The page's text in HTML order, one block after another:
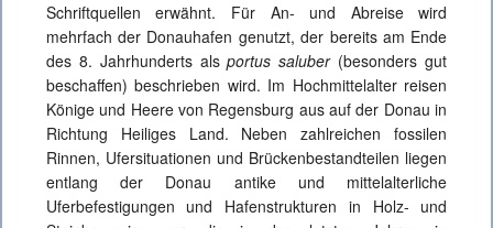
Schriftquellen erwähnt. Für An- und Abreise wird
mehrfach der Donauhafen genutzt, der bereits am Ende
des 8. Jahrhunderts alsportus saluber(besonders gut
beschaffen) beschrieben wird. Im Hochmittelalter reisen
Könige und Heere von Regensburg aus auf der Donau in
Richtung Heiliges Land. Neben zahlreichen fossilen
Rinnen, Ufersituationen und Brückenbestandteilen liegen
entlang der Donau antike und mittelalterliche
Uferbefestigungen und Hafenstrukturen in Holz- und